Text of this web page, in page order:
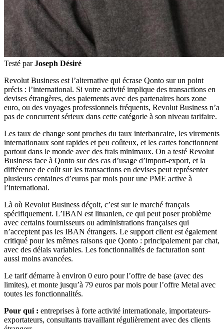
Testé parJoseph Désiré
Revolut Business est l’alternative qui écrase Qonto sur un point
précis : l’international. Si votre activité implique des transactions en
devises étrangères, des paiements avec des partenaires hors zone
euro, ou des voyages professionnels fréquents, Revolut Business n’a
pas de concurrent sérieux dans cette catégorie à son niveau tarifaire.
Les taux de change sont proches du taux interbancaire, les virements
internationaux sont rapides et peu coûteux, et les cartes fonctionnent
partout dans le monde avec des frais minimaux. On a testé Revolut
Business face à Qonto sur des cas d’usage d’import-export, et la
différence de coût sur les transactions en devises peut représenter
plusieurs centaines d’euros par mois pour une PME active à
l’international.
Là où Revolut Business déçoit, c’est sur le marché français
spécifiquement. L’IBAN est lituanien, ce qui peut poser problème
avec certains fournisseurs ou administrations françaises qui
n’acceptent pas les IBAN étrangers. Le support client est également
critiqué pour les mêmes raisons que Qonto : principalement par chat,
avec des délais variables. Les fonctionnalités de facturation sont
aussi moins avancées.
Le tarif démarre à environ 0 euro pour l’offre de base (avec des
limites), et monte jusqu’à 79 euros par mois pour l’offre Metal avec
toutes les fonctionnalités.
Pour qui : entreprises à forte activité internationale, importateurs-
exportateurs, consultants travaillant régulièrement avec des clients